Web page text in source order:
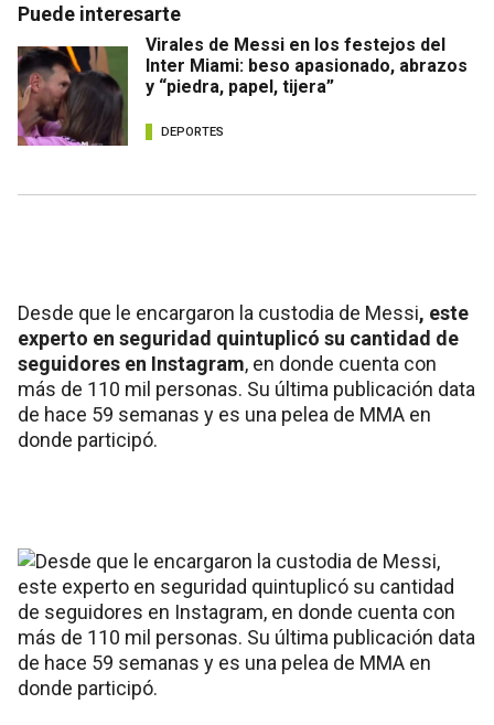
Puede interesarte
Virales de Messi en los festejos del
Inter Miami: beso apasionado, abrazos
y “piedra, papel, tijera”
DEPORTES
Desde que le encargaron la custodia de Messi, este
experto en seguridad quintuplicó su cantidad de
seguidores en Instagram, en donde cuenta con
más de 110 mil personas. Su última publicación data
de hace 59 semanas y es una pelea de MMA en
donde participó.